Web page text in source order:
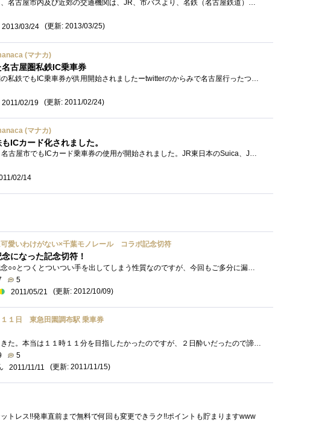
私が良く利用する、名古屋市内及び近郊の交通機関は、JR、市バスより、名鉄（名古屋鉄道）や、地下鉄の方が、多いです。なので、何といっても...
2013/03/24 (更新: 2013/03/25)
(マナカ)
古屋圏私鉄IC乗車券
とうとう名古屋圏の私鉄でもIC乗車券が供用開始されましたーtwitterのからみで名古屋行ったついでに回収してきました。今の所は無記名ですが、�...
2011/02/19 (更新: 2011/02/24)
(マナカ)
ICカード化されました。
2011年2月11日、名古屋市でもICカード乗車券の使用が開始されました。JR東日本のSuica、JR西日本のICOCA、JR東海のTOICAと同様のプリペイド方式ICカード...
02/14
愛いわけがない×千葉モノレール コラボ記念切符
になった記念切符！
【総評】昔から記念○○とつくとついつい手を出してしまう性質なのですが、今回もご多分に漏れず。これは大学時代の友人に買ってきてもらっ�...
5
2011/05/21 (更新: 2012/10/09)
１１日 東急田園調布駅 乗車券
とりあえず買ってきた。本当は１１時１１分を目指したかったのですが、２日酔いだったので諦めました（汗）でも１９時１１分に買いましたｗ�...
5
2011/11/11 (更新: 2011/11/15)
トレス!!発車直前まで無料で何回も変更できラク!!ポイントも貯まりますwww